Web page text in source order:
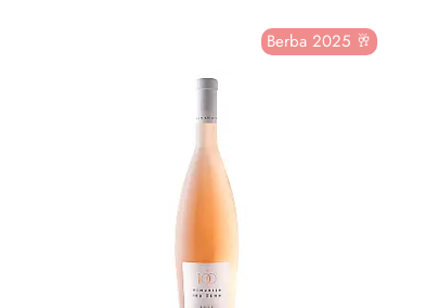
Berba 2025 🥂